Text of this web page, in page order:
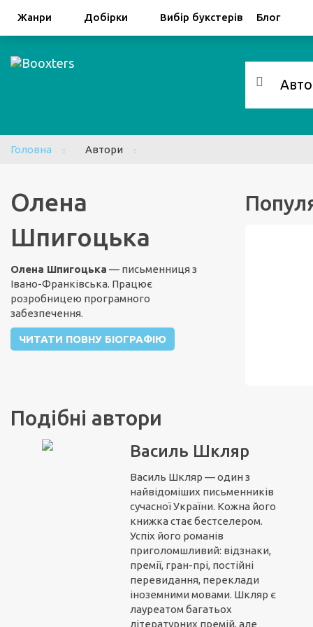
Жанри Добірки Вибір букстерів Блог
FacebookGoogle
Головна Автори
Олена
Шпигоцька
Олена Шпигоцька — письменниця з
Івано-Франківська. Працює
розробницею програмного
забезпечення.
ЧИТАТИ ПОВНУ БІОГРАФІЮ
Подібні автори
Василь Шкляр
Василь Шкляр — один з
найвідоміших письменників
сучасної України. Кожна його
книжка стає бестселером.
Успіх його романів
приголомшливий: відзнаки,
премії, гран-прі, постійні
перевидання, переклади
іноземними мовами. Шкляр є
лауреатом багатьох
літературних премій, але